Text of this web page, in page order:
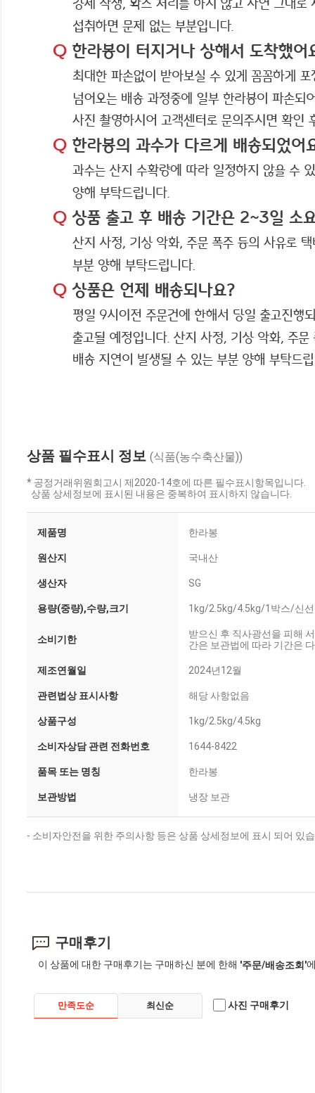
상품 필수표시 정보 (식품(농수축산물))
* 공정거래위원회고시 제2020-14호에 따른 필수표시항목입니다.
상품 상세정보에 표시된 내용은 중복하여 표시하지 않습니다.
제품명 한라봉
원산지 국내산
생산자 SG
용량(중량),수량,크기 1kg/2.5kg/4.5kg/1박스/신선
소비기한
받으신 후 직사광선을 피해
간은 보관법에 따라 기간은
제조연월일 2024년12월
관련법상 표시사항 해당 사항없음
상품구성 1kg/2.5kg/4.5kg
소비자상담 관련 전화번호 1644-8422
품목 또는 명칭 한라봉
보관방법 냉장 보관
- 소비자안전을 위한 주의사항 등은 상품 상세정보에 표시 되어 있
구매후기
이 상품에 대한 구매후기는 구매하신 분에 한해 '주문/배송조회'
만족도순 최신순 사진 구매후기